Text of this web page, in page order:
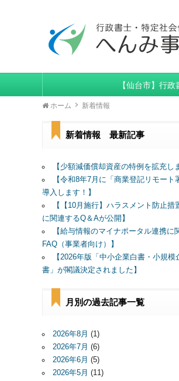
【仙台市】行
ホーム 新着情報
新着情報 最新記事
【少額減価償却資産の特例を拡充し
【令和8年7月に「商業登記リモート
導入します！】
【【10月施行】ハラスメント防止措
に関連するQ＆Aが公開】
【給与情報のマイナポータル連携に
FAQ（事業者向け）】
【2026年版「中小企業白書・小規模
書」が閣議決定されました】
月別の過去記事一覧
2026年8月 (1)
2026年7月 (6)
2026年6月 (5)
2026年5月 (11)